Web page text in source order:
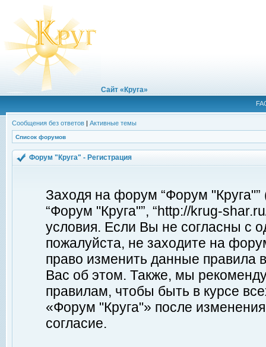
Сайт «Круга»
Сообщения без ответов | Активные темы
Список форумов
Форум "Круга" - Регистрация
Заходя на форум “Форум
“Форум "Круга"”, “http://krug-
условия. Если Вы не согласны с
пожалуйста, не заходите на
право изменить данные правила
Вас об этом. Также, мы
правилам, чтобы быть в курсе
«Форум "Круга"» после
согласие.